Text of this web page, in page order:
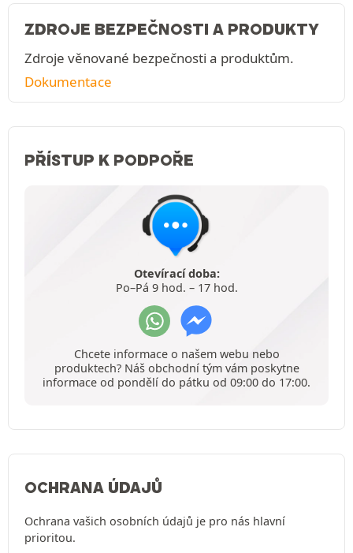
ZDROJE BEZPEČNOSTI A PRODUKTY
Zdroje věnované bezpečnosti a produktům.
Dokumentace
PŘÍSTUP K PODPOŘE
Otevírací doba:
Po–Pá 9 hod. – 17 hod.
Chcete informace o našem webu nebo
produktech? Náš obchodní tým vám poskytne
informace od pondělí do pátku od 09:00 do 17:00.
OCHRANA ÚDAJŮ
Ochrana vašich osobních údajů je pro nás hlavní
prioritou.